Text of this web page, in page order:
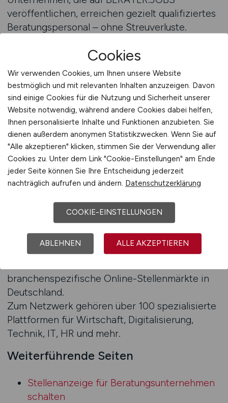
veröffentlichen, erreichen gezielt qualifiziertes
Beratungspersonal – ohne Streuverluste.
Für Bewerber*innen:
Beratungskarriere mit Perspektive
BERATER.JOBS richtet sich an
Berufseinsteiger*innen, Consultants und Senior
Professionals mit Beratungshintergrund.
Täglich erscheinen neueStellenangebote auf
BERATER.JOBS – in Strategie, Transformation,
Technologie, HR und mehr.
Mit demJobfindererhalten Sie passende
Angebote direkt per E-Mail.
Teil eines starken Netzwerks
BERATER.JOBS ist Teil des spezialisierten
Jobbörsennetzwerks der Ziegeler Medien
branchenspezifische Online-Stellenmärkte in
Deutschland.
Zum Netzwerk gehören über 100 spezialisierte
Plattformen für Wirtschaft, Digitalisierung,
Technik, IT, HR und mehr.
Weiterführende Seiten
Stellenanzeige für Beratungsunternehmen
schalten
Cookies
Wir verwenden Cookies, um Ihnen unsere Website
bestmöglich und mit relevanten Inhalten anzuzeigen. Davon
sind einige Cookies für die Nutzung und Sicherheit unserer
Website notwendig, während andere Cookies dabei helfen,
Ihnen personalisierte Inhalte und Funktionen anzubieten. Sie
dienen außerdem anonymen Statistikzwecken. Wenn Sie auf
"Alle akzeptieren" klicken, stimmen Sie der Verwendung aller
Cookies zu. Unter dem Link "Cookie-Einstellungen" am Ende
jeder Seite können Sie Ihre Entscheidung jederzeit
nachträglich aufrufen und ändern. Datenschutzerklärung
COOKIE-EINSTELLUNGEN
ABLEHNEN ALLE AKZEPTIEREN